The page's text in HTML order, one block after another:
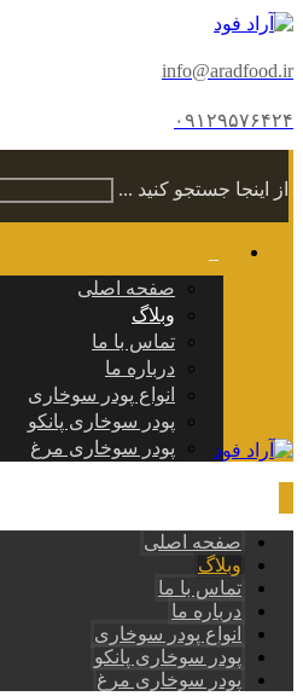
info@aradfood.ir
۰۹۱۲۹۵۷۶۴۲۴
از اینجا جستجو کنید ...
صفحه اصلی
وبلاگ
تماس با ما
درباره ما
انواع پودر سوخاری
پودر سوخاری پانکو
پودر سوخاری مرغ
صفحه اصلی
وبلاگ
تماس با ما
درباره ما
انواع پودر سوخاری
پودر سوخاری پانکو
پودر سوخاری مرغ